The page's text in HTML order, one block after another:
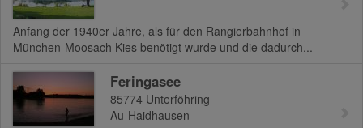
Anfang der 1940er Jahre, als für den Rangierbahnhof in
München-Moosach Kies benötigt wurde und die dadurch...
Feringasee
85774 Unterföhring
Au-Haidhausen